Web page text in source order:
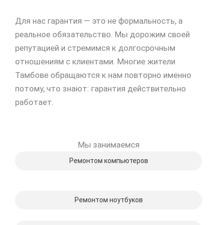
Для нас гарантия — это не формальность, а
реальное обязательство. Мы дорожим своей
репутацией и стремимся к долгосрочным
отношениям с клиентами. Многие жители
Тамбове обращаются к нам повторно именно
потому, что знают: гарантия действительно
работает.
Мы занимаемся
Ремонтом компьютеров
Ремонтом ноутбуков
30%